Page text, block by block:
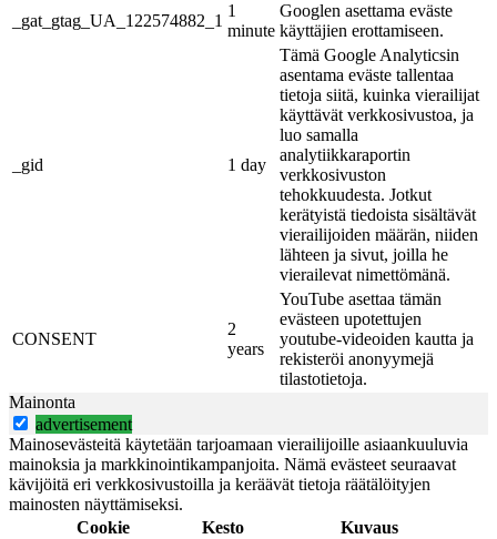
_gat_gtag_UA_122574882_1
1
minute
Googlen asettama eväste
käyttäjien erottamiseen.
_gid 1 day
Tämä Google Analyticsin
asentama eväste tallentaa
tietoja siitä, kuinka vierailijat
käyttävät verkkosivustoa, ja
luo samalla
analytiikkaraportin
verkkosivuston
tehokkuudesta. Jotkut
kerätyistä tiedoista sisältävät
vierailijoiden määrän, niiden
lähteen ja sivut, joilla he
vierailevat nimettömänä.
CONSENT
2
years
YouTube asettaa tämän
evästeen upotettujen
youtube-videoiden kautta ja
rekisteröi anonyymejä
tilastotietoja.
Mainonta
advertisement
Mainosevästeitä käytetään tarjoamaan vierailijoille asiaankuuluvia
mainoksia ja markkinointikampanjoita. Nämä evästeet seuraavat
kävijöitä eri verkkosivustoilla ja keräävät tietoja räätälöityjen
mainosten näyttämiseksi.
Cookie
Kesto Kuvaus